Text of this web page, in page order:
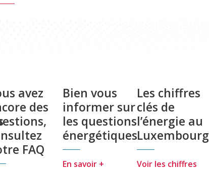
avez
des
FAQ
Bien vous
informer sur
les questions
énergétiques
En savoir +
Les chiffres
clés de
l’énergie au
Luxembourg
Voir les chiffres